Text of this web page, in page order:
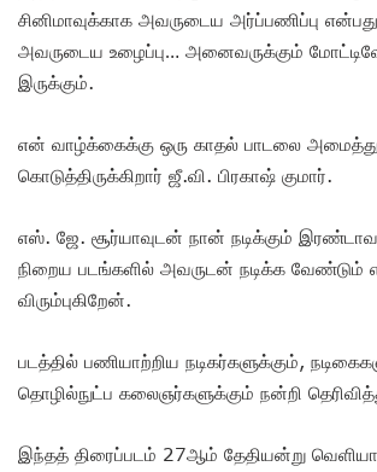
சினிமாவுக்காக அவருடைய அர்ப்பணிப்பு
அவருடைய உழைப்பு… அனைவருக்கும்
இருக்கும்.
என் வாழ்க்கைக்கு ஒரு காதல் பாடலை
கொடுத்திருக்கிறார் ஜீ.வி. பிரகாஷ் குமார்.
எஸ். ஜே. சூர்யாவுடன் நான் நடிக்கும்
நிறைய படங்களில் அவருடன் நடிக்க வேண்டும்
விரும்புகிறேன்.
படத்தில் பணியாற்றிய நடிகர்களுக்கும்,
தொழில்நுட்ப கலைஞர்களுக்கும் நன்றி
இந்தத் திரைப்படம் 27ஆம் தேதியன்று